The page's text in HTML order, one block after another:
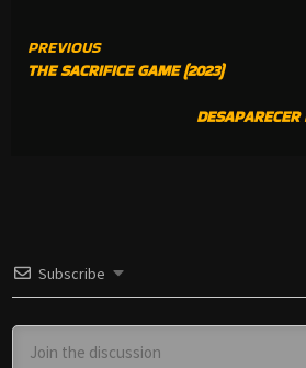
CONTINUE
READING
PREVIOUS
THE SACRIFICE GAME (2023)
Subscribe